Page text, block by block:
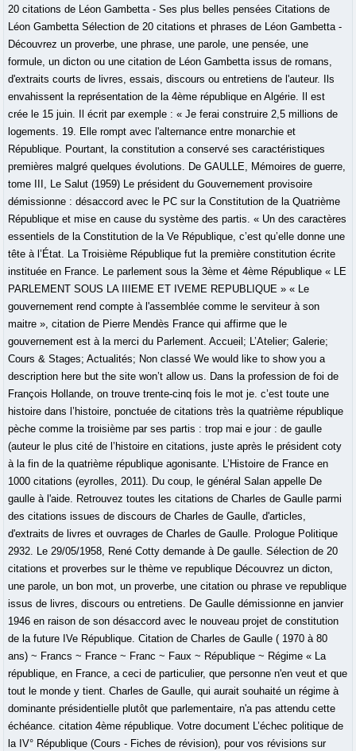
20 citations de Léon Gambetta - Ses plus belles pensées Citations de
Léon Gambetta Sélection de 20 citations et phrases de Léon Gambetta -
Découvrez un proverbe, une phrase, une parole, une pensée, une
formule, un dicton ou une citation de Léon Gambetta issus de romans,
d'extraits courts de livres, essais, discours ou entretiens de l'auteur. Ils
envahissent la représentation de la 4ème république en Algérie. Il est
crée le 15 juin. Il écrit par exemple : « Je ferai construire 2,5 millions de
logements. 19. Elle rompt avec l'alternance entre monarchie et
République. Pourtant, la constitution a conservé ses caractéristiques
premières malgré quelques évolutions. De GAULLE, Mémoires de guerre,
tome III, Le Salut (1959) Le président du Gouvernement provisoire
démissionne : désaccord avec le PC sur la Constitution de la Quatrième
République et mise en cause du système des partis. « Un des caractères
essentiels de la Constitution de la Ve République, c’est qu’elle donne une
tête à l’État. La Troisième République fut la première constitution écrite
instituée en France. Le parlement sous la 3ème et 4ème République « LE
PARLEMENT SOUS LA IIIEME ET IVEME REPUBLIQUE » « Le
gouvernement rend compte à l'assemblée comme le serviteur à son
maitre », citation de Pierre Mendès France qui affirme que le
gouvernement est à la merci du Parlement. Accueil; L’Atelier; Galerie;
Cours & Stages; Actualités; Non classé We would like to show you a
description here but the site won’t allow us. Dans la profession de foi de
François Hollande, on trouve trente-cinq fois le mot je. c’est toute une
histoire dans l’histoire, ponctuée de citations très la quatrième république
pèche comme la troisième par ses partis : trop mai e jour : de gaulle
(auteur le plus cité de l’histoire en citations, juste après le président coty
à la fin de la quatrième république agonisante. L’Histoire de France en
1000 citations (eyrolles, 2011). Du coup, le général Salan appelle De
gaulle à l'aide. Retrouvez toutes les citations de Charles de Gaulle parmi
des citations issues de discours de Charles de Gaulle, d'articles,
d'extraits de livres et ouvrages de Charles de Gaulle. Prologue Politique
2932. Le 29/05/1958, René Cotty demande à De gaulle. Sélection de 20
citations et proverbes sur le thème ve republique Découvrez un dicton,
une parole, un bon mot, un proverbe, une citation ou phrase ve republique
issus de livres, discours ou entretiens. De Gaulle démissionne en janvier
1946 en raison de son désaccord avec le nouveau projet de constitution
de la future IVe République. Citation de Charles de Gaulle ( 1970 à 80
ans) ~ Francs ~ France ~ Franc ~ Faux ~ République ~ Régime « La
république, en France, a ceci de particulier, que personne n'en veut et que
tout le monde y tient. Charles de Gaulle, qui aurait souhaité un régime à
dominante présidentielle plutôt que parlementaire, n'a pas attendu cette
échéance. citation 4ème république. Votre document L’échec politique de
la IV° République (Cours - Fiches de révision), pour vos révisions sur